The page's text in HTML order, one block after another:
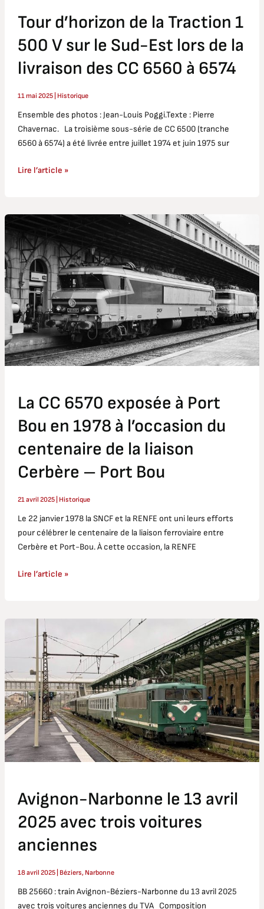
Tour d’horizon de la Traction 1
500 V sur le Sud-Est lors de la
livraison des CC 6560 à 6574
11 mai 2025 Historique
Ensemble des photos : Jean-Louis Poggi.Texte : Pierre
Chavernac. La troisième sous-série de CC 6500 (tranche
6560 à 6574) a été livrée entre juillet 1974 et juin 1975 sur
lors
de
la
livraison
des
à
6574
Lire l’article »
La CC 6570 exposée à Port
Bou en 1978 à l’occasion du
centenaire de la liaison
Cerbère – Port Bou
21 avril 2025 Historique
Le 22 janvier 1978 la SNCF et la RENFE ont uni leurs efforts
pour célébrer le centenaire de la liaison ferroviaire entre
Cerbère et Port-Bou. À cette occasion, la RENFE
CC
6570
exposée
à
Port
Bou
en
1978
à
l’occasion
de
la
liaison
Cerbère
Port
Lire l’article »
Avignon-Narbonne le 13 avril
2025 avec trois voitures
anciennes
18 avril 2025 Béziers, Narbonne
BB 25660 : train Avignon-Béziers-Narbonne du 13 avril 2025
avec trois voitures anciennes du TVA Composition
Narbonne
avril
2025
avec
trois
voitures
anciennes